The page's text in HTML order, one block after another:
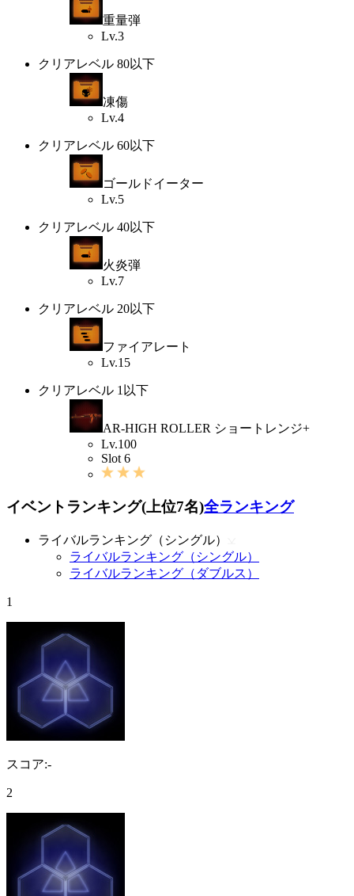
重量弾
Lv.3
クリアレベル 80以下
凍傷
Lv.4
クリアレベル 60以下
ゴールドイーター
Lv.5
クリアレベル 40以下
火炎弾
Lv.7
クリアレベル 20以下
ファイアレート
Lv.15
クリアレベル 1以下
AR-HIGH ROLLER ショートレンジ+
Lv.100
Slot 6
イベントランキング(上位7名)全ランキング
ライバルランキング（シングル）
ライバルランキング（シングル）
ライバルランキング（ダブルス）
1
スコア:-
2